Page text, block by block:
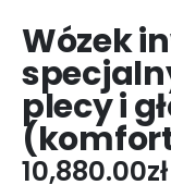
Wózek
plecy i
10,880.00zł